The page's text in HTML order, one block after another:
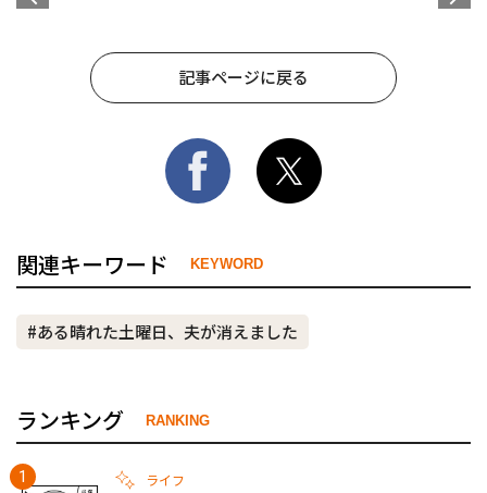
記事ページに戻る
関連キーワード KEYWORD
#ある晴れた土曜日、夫が消えました
ランキング RANKING
ライフ